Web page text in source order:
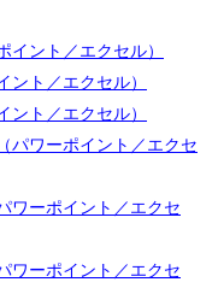
ント／エクセル）
ト／エクセル）
ト／エクセル）
パワーポイント／エクセ
ワーポイント／エクセ
ワーポイント／エクセ